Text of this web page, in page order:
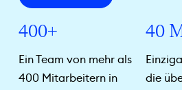
400+
Ein Team von mehr als
400 Mitarbeitern in
40
die